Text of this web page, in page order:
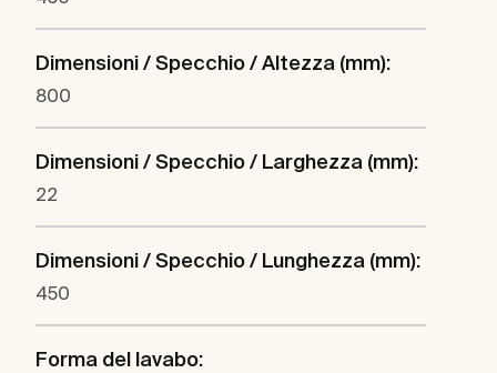
Dimensioni / Specchio / Altezza (mm):
800
Dimensioni / Specchio / Larghezza (mm):
22
Dimensioni / Specchio / Lunghezza (mm):
450
Forma del lavabo: